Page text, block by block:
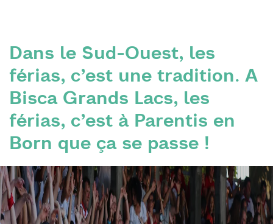
Dans le Sud-Ouest, les
férias, c’est une tradition. A
Bisca Grands Lacs, les
férias, c’est à Parentis en
Born que ça se passe !